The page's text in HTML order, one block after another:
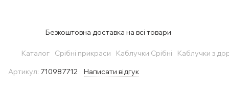
Безкоштовна доставка на всі товари
Каталог Срібні прикраси Каблучки Срібні
Каблучки з
Артикул: 710987712 Написати відгук